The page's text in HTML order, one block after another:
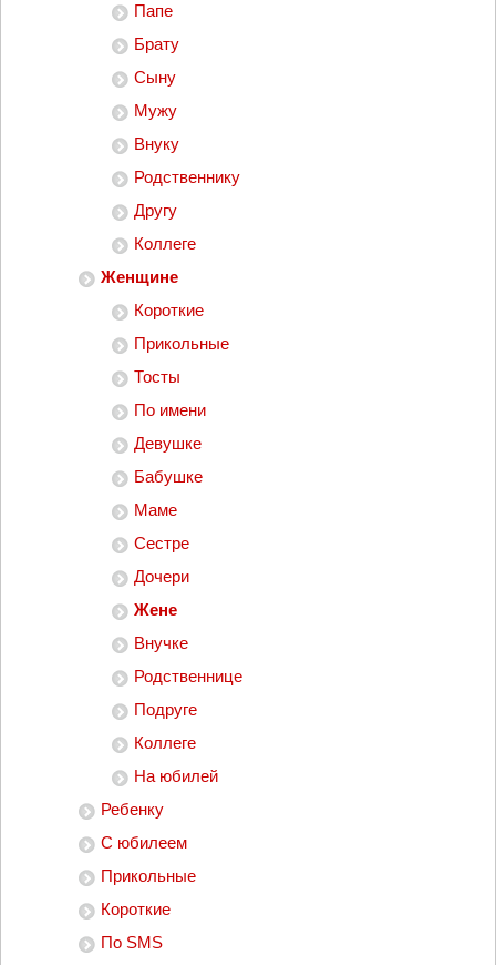
Папе
Брату
Сыну
Мужу
Внуку
Родственнику
Другу
Коллеге
Женщине
Короткие
Прикольные
Тосты
По имени
Девушке
Бабушке
Маме
Сестре
Дочери
Жене
Внучке
Родственнице
Подруге
Коллеге
На юбилей
Ребенку
С юбилеем
Прикольные
Короткие
По SMS